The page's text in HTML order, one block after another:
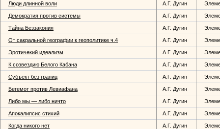
Люди длинной воли А.Г. Дугин
Демократия против системы А.Г. Дугин
Тайна Беззакония А.Г. Дугин
От сакральной географии к геополитике ч.4 А.Г. Дугин
Эротичекий идеализм А.Г. Дугин
К созвездию Белого Кабана А.Г. Дугин
Субъект без границ А.Г. Дугин
Бегемот против Левиафана А.Г. Дугин
Либо мы — либо ничто А.Г. Дугин
Апокалипсис стихий А.Г. Дугин
Когда никого нет А.Г. Дугин